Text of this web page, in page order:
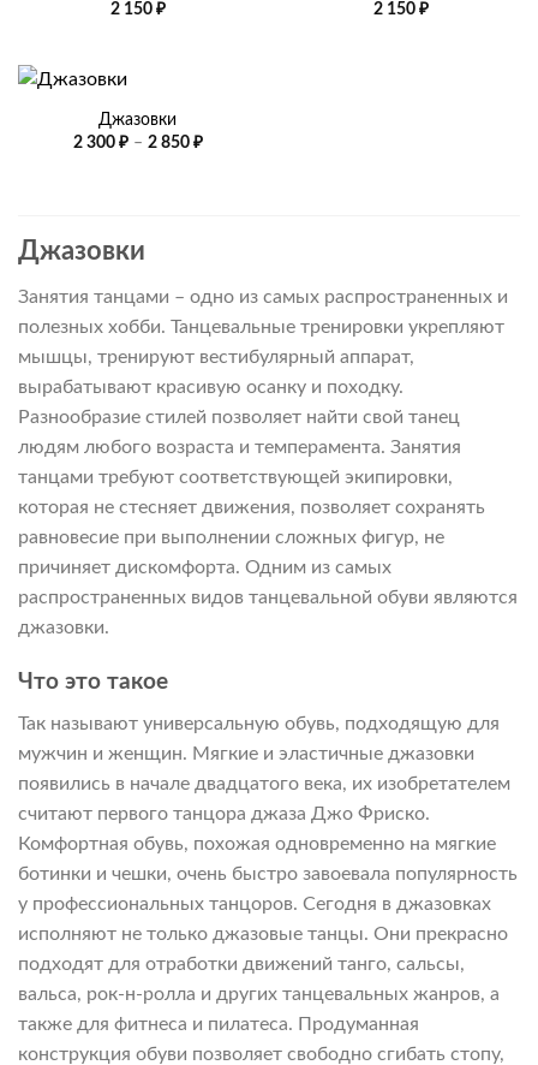
2 150 ₽
2 150 ₽
Джазовки
2 300 ₽ – 2 850 ₽Диапазон
Джазовки
Занятия танцами – одно из самых распространенных и
полезных хобби. Танцевальные тренировки укрепляют
мышцы, тренируют вестибулярный аппарат,
вырабатывают красивую осанку и походку.
Разнообразие стилей позволяет найти свой танец
людям любого возраста и темперамента. Занятия
танцами требуют соответствующей экипировки,
которая не стесняет движения, позволяет сохранять
равновесие при выполнении сложных фигур, не
причиняет дискомфорта. Одним из самых
распространенных видов танцевальной обуви являются
джазовки.
Что это такое
Так называют универсальную обувь, подходящую для
мужчин и женщин. Мягкие и эластичные джазовки
появились в начале двадцатого века, их изобретателем
считают первого танцора джаза Джо Фриско.
Комфортная обувь, похожая одновременно на мягкие
ботинки и чешки, очень быстро завоевала популярность
у профессиональных танцоров. Сегодня в джазовках
исполняют не только джазовые танцы. Они прекрасно
подходят для отработки движений танго, сальсы,
вальса, рок-н-ролла и других танцевальных жанров, а
также для фитнеса и пилатеса. Продуманная
конструкция обуви позволяет свободно сгибать стопу,